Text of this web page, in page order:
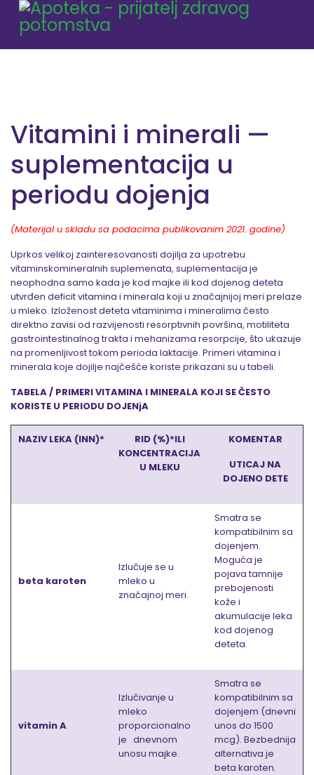
Vitamini i minerali —
suplementacija u
periodu dojenja
(Materijal u skladu sa podacima publikovanim 2021. godine)
Uprkos velikoj zainteresovanosti dojilja za upotrebu
vitaminskomineralnih suplemenata, suplementacija je
neophodna samo kada je kod majke ili kod dojenog deteta
utvrđen deficit vitamina i minerala koji u značajnijoj meri prelaze
u mleko. Izloženost deteta vitaminima i mineralima često
direktno zavisi od razvijenosti resorptivnih površina, motiliteta
gastrointestinalnog trakta i mehanizama resorpcije, što ukazuje
na promenljivost tokom perioda laktacije. Primeri vitamina i
minerala koje dojilje najčešće koriste prikazani su u tabeli.
TABELA / PRIMERI VITAMINA I MINERALA KOJI SE ČESTO
KORISTE U PERIODU DOJENjA
NAZIV LEKA (INN)*
RID (%)*ILI
KONCENTRACIJA
U MLEKU
KOMENTAR
UTICAJ NA
DOJENO DETE
beta karoten
Izlučuje se u
mleko u
značajnoj meri.
Smatra se
kompatibilnim sa
dojenjem.
Moguća je
pojava tamnije
prebojenosti
kože i
akumulacije leka
kod dojenog
deteta.
vitamin A
Izlučivanje u
mleko
proporcionalno
je dnevnom
unosu majke.
Smatra se
kompatibilnim sa
dojenjem (dnevni
unos do 1500
mcg). Bezbednija
alternativa je
beta karoten.